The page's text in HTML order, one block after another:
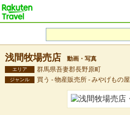
浅間牧場売店 動画・写真
エリア 群馬県吾妻郡長野原町
ジャンル 買う - 物産販売所 - みやげもの屋